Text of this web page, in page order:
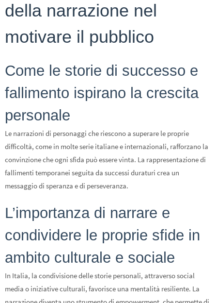
della narrazione nel
motivare il pubblico
Come le storie di successo e
fallimento ispirano la crescita
personale
Le narrazioni di personaggi che riescono a superare le proprie
difficoltà, come in molte serie italiane e internazionali, rafforzano la
convinzione che ogni sfida può essere vinta. La rappresentazione di
fallimenti temporanei seguita da successi duraturi crea un
messaggio di speranza e di perseveranza.
L’importanza di narrare e
condividere le proprie sfide in
ambito culturale e sociale
In Italia, la condivisione delle storie personali, attraverso social
media o iniziative culturali, favorisce una mentalità resiliente. La